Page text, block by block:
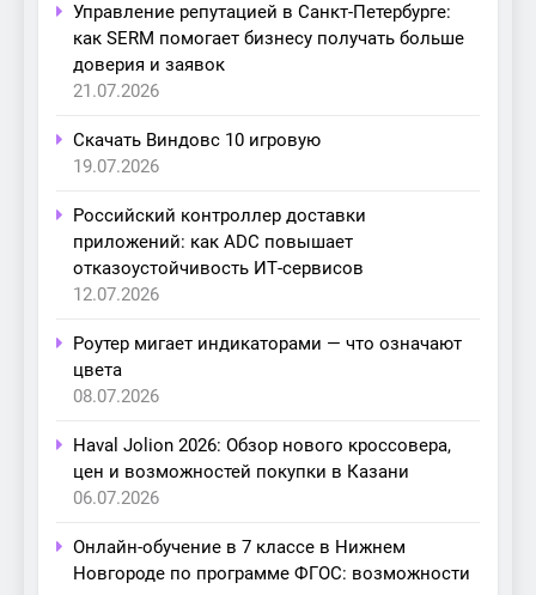
Управление репутацией в Санкт-Петербурге:
как SERM помогает бизнесу получать больше
доверия и заявок
21.07.2026
Скачать Виндовс 10 игровую
19.07.2026
Российский контроллер доставки
приложений: как ADC повышает
отказоустойчивость ИТ-сервисов
12.07.2026
Роутер мигает индикаторами — что означают
цвета
08.07.2026
Haval Jolion 2026: Обзор нового кроссовера,
цен и возможностей покупки в Казани
06.07.2026
Онлайн-обучение в 7 классе в Нижнем
Новгороде по программе ФГОС: возможности